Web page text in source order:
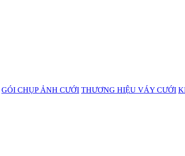
GÓI CHỤP ẢNH CƯỚI THƯƠNG HIỆU VÁY CƯỚI